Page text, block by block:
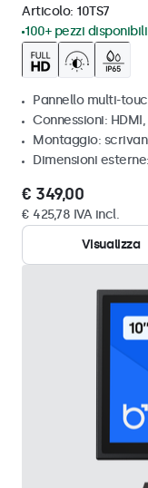
Articolo: 10TS7
100+ pezzi disponibili
Pannello multi-
Connessioni:
Montaggio:
Dimensioni
€ 349,00
€ 425,78 IVA incl.
Visualizza